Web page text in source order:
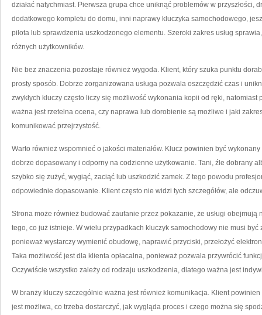
działać natychmiast. Pierwsza grupa chce uniknąć problemów w przyszłości,
dodatkowego kompletu do domu, inni naprawy kluczyka samochodowego,
pilota lub sprawdzenia uszkodzonego elementu. Szeroki zakres usług
różnych użytkowników.
Nie bez znaczenia pozostaje również wygoda. Klient, który szuka punktu
prosty sposób. Dobrze zorganizowana usługa pozwala oszczędzić czas i
zwykłych kluczy często liczy się możliwość wykonania kopii od ręki,
ważna jest rzetelna ocena, czy naprawa lub dorobienie są możliwe i jaki
komunikować przejrzystość.
Warto również wspomnieć o jakości materiałów. Klucz powinien być
dobrze dopasowany i odporny na codzienne użytkowanie. Tani, źle dobrany
szybko się zużyć, wygiąć, zaciąć lub uszkodzić zamek. Z tego powodu
odpowiednie dopasowanie. Klient często nie widzi tych szczegółów, ale
Strona może również budować zaufanie przez pokazanie, że usługi
tego, co już istnieje. W wielu przypadkach kluczyk samochodowy nie musi
ponieważ wystarczy wymienić obudowę, naprawić przyciski, przełożyć
Taka możliwość jest dla klienta opłacalna, ponieważ pozwala przywrócić
Oczywiście wszystko zależy od rodzaju uszkodzenia, dlatego ważna jest
W branży kluczy szczególnie ważna jest również komunikacja. Klient
jest możliwa, co trzeba dostarczyć, jak wygląda proces i czego można się